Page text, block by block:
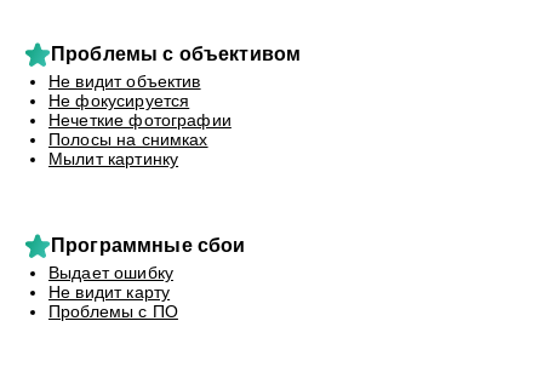
Проблемы с объективом
Не видит объектив
Не фокусируется
Нечеткие фотографии
Полосы на снимках
Мылит картинку
Программные сбои
Выдает ошибку
Не видит карту
Проблемы с ПО